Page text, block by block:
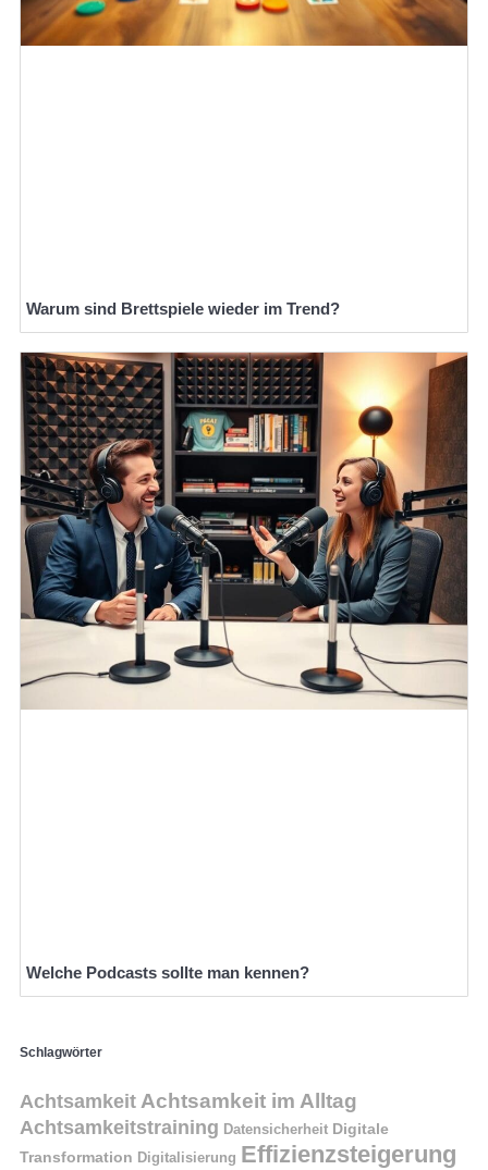
Warum sind Brettspiele wieder im Trend?
Welche Podcasts sollte man kennen?
Schlagwörter
Achtsamkeit Achtsamkeit im Alltag
Achtsamkeitstraining Datensicherheit Digitale
Transformation Digitalisierung Effizienzsteigerung